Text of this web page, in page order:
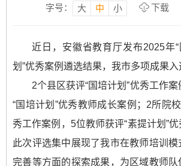
字号：
大 中 小 下载
近日，安徽省教育厅发布2025年“
划”优秀案例遴选结果，我市多项成果入
2个县区获评“国培计划”优秀工作
“国培计划”优秀教师成长案例；2所院
秀工作案例，5位教师获评“素提计划”优
此次评选集中展现了我市在教师培训
完善等方面的探索成果，为区域教师